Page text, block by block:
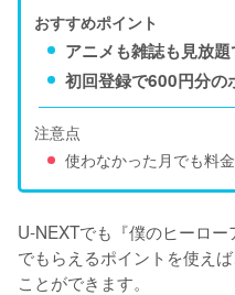
おすすめポイント
アニメも雑誌も見放
初回登録で600円分の
注意点
使わなかった月でも料
U-NEXTでも『僕のヒーロ
でもらえるポイントを使え
ことができます。